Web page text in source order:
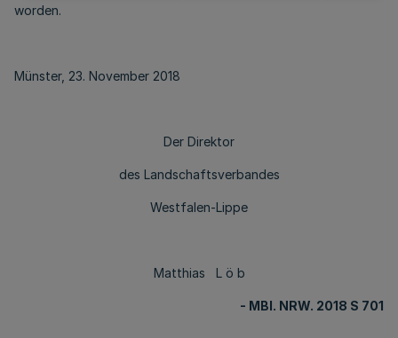
worden.
Münster, 23. November 2018
Der Direktor
des Landschaftsverbandes
Westfalen-Lippe
Matthias L ö b
- MBl. NRW. 2018 S 701